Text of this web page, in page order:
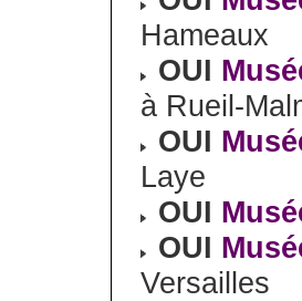
Hameaux
OUI
à Rueil-
OUI
Laye
OUI
OUI
Versailles